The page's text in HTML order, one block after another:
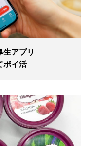
生アプリ
ポイ活